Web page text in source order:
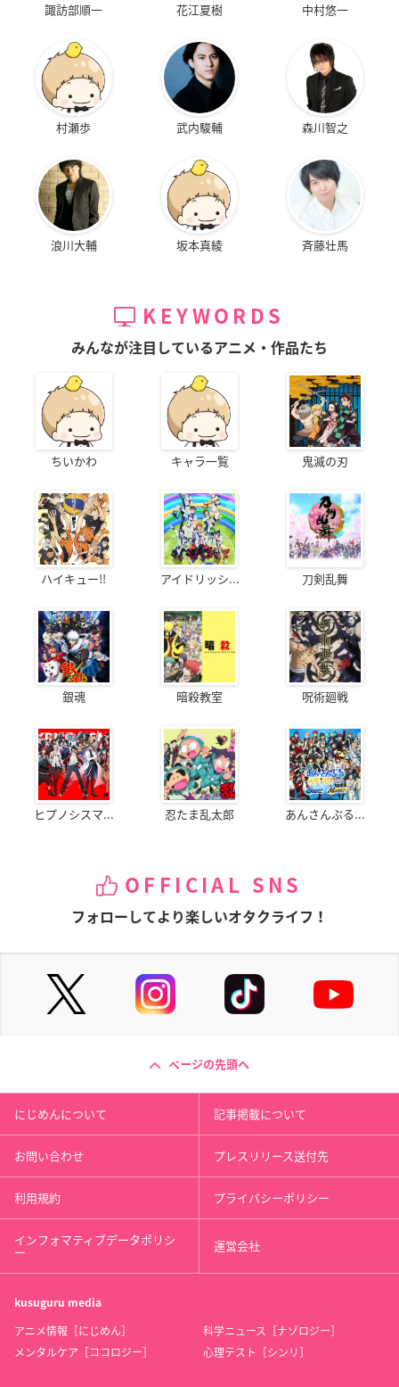
諏訪部順一 花江夏樹 中村悠一
村瀬歩 武内駿輔 森川智之
浪川大輔 坂本真綾 斉藤壮馬
KEYWORDS
みんなが注目しているアニメ・作品たち
ちいかわ キャラ一覧 鬼滅の刃
ハイキュー!! アイドリッシ... 刀剣乱舞
銀魂 暗殺教室 呪術廻戦
ヒプノシスマ... 忍たま乱太郎 あんさんぶる...
OFFICIAL SNS
フォローしてより楽しいオタクライフ！
ページの先頭へ
にじめんについて 記事掲載について
お問い合わせ プレスリリース送付先
利用規約 プライバシーポリシー
インフォマティブデータポリシ
ー 運営会社
kusuguru media
アニメ情報［にじめん］
科学ニュース［ナゾロジー］
メンタルケア［ココロジー］
心理テスト［シンリ］